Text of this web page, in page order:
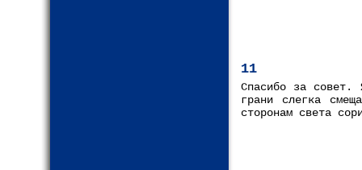
11
Спасибо за совет.
грани слегка
сторонам света